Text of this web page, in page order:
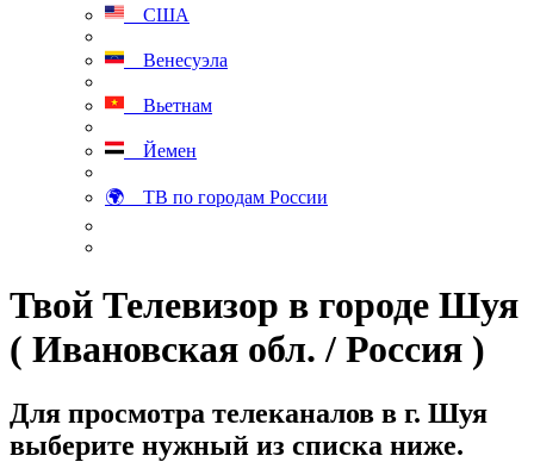
США
Венесуэла
Вьетнам
Йемен
🌍 ТВ по городам России
Твой Телевизор в городе Шуя
( Ивановская обл. / Россия )
Для просмотра телеканалов в г. Шуя
выберите нужный из списка ниже.